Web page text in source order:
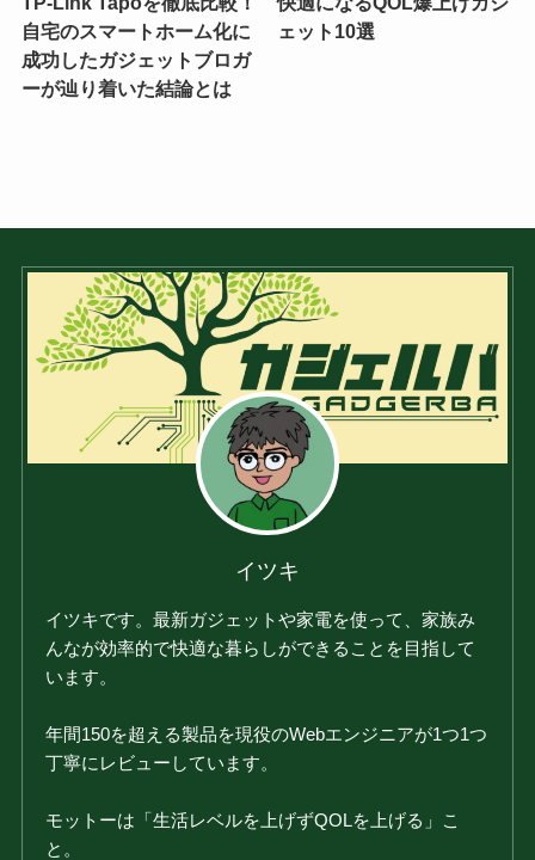
自宅のスマートホーム化に
成功したガジェットブロガ
ーが辿り着いた結論とは
ェット10選
イツキ
イツキです。最新ガジェットや家電を使って、家族み
んなが効率的で快適な暮らしができることを目指して
います。
年間150を超える製品を現役のWebエンジニアが1つ1つ
丁寧にレビューしています。
モットーは「生活レベルを上げずQOLを上げる」こ
と。